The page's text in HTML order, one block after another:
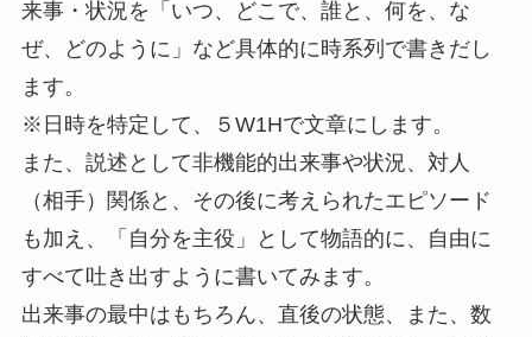
来事・状況を「いつ、どこで、誰と、何を、な
ぜ、どのように」など具体的に時系列で書きだし
ます。
※日時を特定して、５W1Hで文章にします。
また、説述として非機能的出来事や状況、対人
（相手）関係と、その後に考えられたエピソード
も加え、「自分を主役」として物語的に、自由に
すべて吐き出すように書いてみます。
出来事の最中はもちろん、直後の状態、また、数